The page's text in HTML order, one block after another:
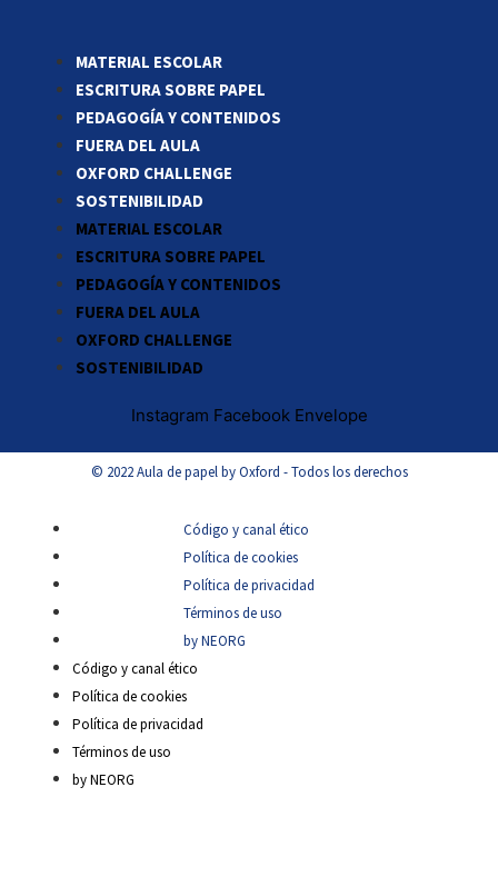
MATERIAL ESCOLAR
ESCRITURA SOBRE PAPEL
PEDAGOGÍA Y CONTENIDOS
FUERA DEL AULA
OXFORD CHALLENGE
SOSTENIBILIDAD
MATERIAL ESCOLAR
ESCRITURA SOBRE PAPEL
PEDAGOGÍA Y CONTENIDOS
FUERA DEL AULA
OXFORD CHALLENGE
SOSTENIBILIDAD
Instagram Facebook Envelope
© 2022 Aula de papel by Oxford - Todos los derechos
Código y canal ético
Política de cookies
Política de privacidad
Términos de uso
by NEORG
Código y canal ético
Política de cookies
Política de privacidad
Términos de uso
by NEORG